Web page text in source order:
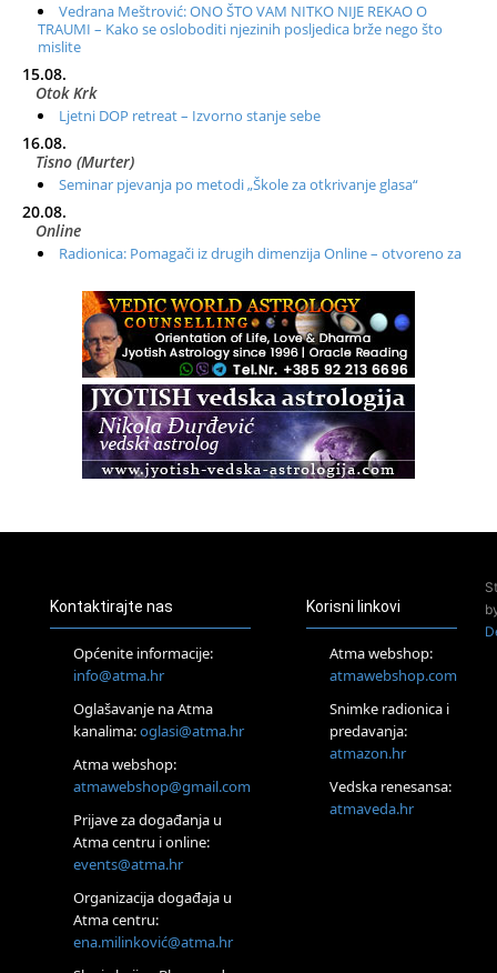
Vedrana Meštrović: ONO ŠTO VAM NITKO NIJE REKAO O
TRAUMI – Kako se osloboditi njezinih posljedica brže nego što
mislite
15.08.
Otok Krk
Ljetni DOP retreat – Izvorno stanje sebe
16.08.
Tisno (Murter)
Seminar pjevanja po metodi „Škole za otkrivanje glasa“
20.08.
Online
Radionica: Pomagači iz drugih dimenzija Online – otvoreno za
Zagreb+Online
Osnovni ThetaHealing® tečaj, Zagreb i Online
Access BARS®, otpusti stres
Access Energetski Facelift®
Tečaj Višeg Vodstva, razvijanja intuicije i Akaša zapisa
25.08.
Upisi u program Profesionalni hipnoterapeut — nova
generacija kreće 25.08. 2026.
Online
Visoko
Alemka Dauskardt – Jednodnevna radionica sistemskih
konstelacija
HOD PO ŽERAVICI – Seminar koji mijenja tijelo, duh i um
SoulFest – Festival glazbe, mudrosti i zajedništva
Radoboj
Kontaktirajte nas
Općenite informacije:
info@atma.hr
Oglašavanje na Atma
kanalima:oglasi@atma.hr
Atma webshop:
atmawebshop@gmail.com
Prijave za događanja u
Atma centru i online:
events@atma.hr
Organizacija događaja u
Atma centru:
ena.milinković@atma.hr
Korisni linkovi
Atma webshop:
atmawebshop.com
Snimke radionica i
predavanja:
atmazon.hr
Vedska renesansa:
atmaveda.hr